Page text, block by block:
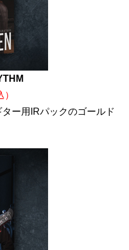
ー用IRパックのゴールド